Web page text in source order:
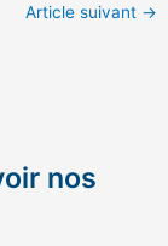
Article suivant →
nos